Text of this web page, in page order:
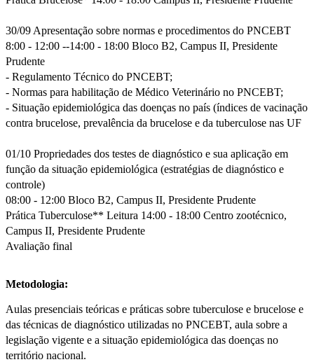
30/09 Apresentação sobre normas e procedimentos do PNCEBT
8:00 - 12:00 --14:00 - 18:00 Bloco B2, Campus II, Presidente
Prudente
- Regulamento Técnico do PNCEBT;
- Normas para habilitação de Médico Veterinário no PNCEBT;
- Situação epidemiológica das doenças no país (índices de vacinação
contra brucelose, prevalência da brucelose e da tuberculose nas UF
01/10 Propriedades dos testes de diagnóstico e sua aplicação em
função da situação epidemiológica (estratégias de diagnóstico e
controle)
08:00 - 12:00 Bloco B2, Campus II, Presidente Prudente
Prática Tuberculose** Leitura 14:00 - 18:00 Centro zootécnico,
Campus II, Presidente Prudente
Avaliação final
Metodologia:
Aulas presenciais teóricas e práticas sobre tuberculose e brucelose e
das técnicas de diagnóstico utilizadas no PNCEBT, aula sobre a
legislação vigente e a situação epidemiológica das doenças no
território nacional.